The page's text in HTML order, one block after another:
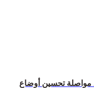
مواصلة تحسين أوضاع